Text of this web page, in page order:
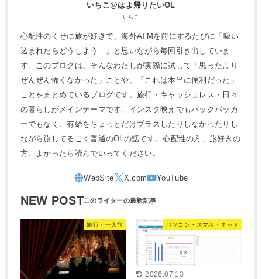
いちこ@はよ帰りたいOL
いちこ
心配性のくせに旅が好きで、海外ATMを前にするたびに「吸い
込まれたらどうしよう…」と思いながら毎回引き出していま
す。このブログは、そんなわたしが実際に試して「思ったより
ぜんぜん怖くなかった」ことや、「これは本当に便利だった」
ことをまとめているブログです。旅行・キャッシュレス・日々
の暮らしがメインテーマです。インスタ映えでもバックパッカ
ーでもなく、有給をちょっとだけプラスしたりしなかったりし
ながら旅してるごく普通のOLの話です。心配性の方、旅好きの
方、よかったら読んでいってください。
NEW POST
旅行・一人旅 パソコン・スマホ・ネット
2026.07.13